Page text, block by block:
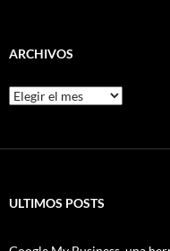
ARCHIVOS
Archivos
ULTIMOS POSTS